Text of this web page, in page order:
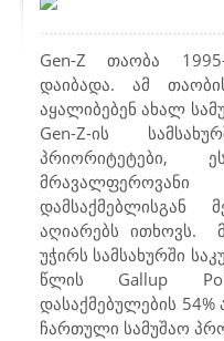
Gen-Z
თაობა
დაიბადა. ამ
აყალიბებენ ახალ
Gen-Z-ის
პრიორიტეტები,
დამსაქმებლისგან
აღიარებს ითხოვს.
უჭირს სამსახურში
წლის Gallup
დასაქმებულების
ჩართული სამუშაო